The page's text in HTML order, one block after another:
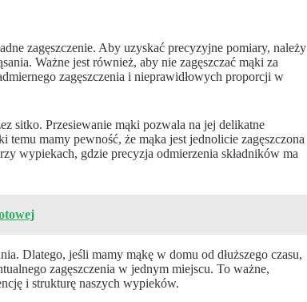
zagęszczenie. Aby uzyskać precyzyjne pomiary, należy
Ważne jest również, aby nie zagęszczać mąki za
zagęszczenia i nieprawidłowych proporcji w
sitko. Przesiewanie mąki pozwala na jej delikatne
mamy pewność, że mąka jest jednolicie zagęszczona
wypiekach, gdzie precyzja odmierzenia składników ma
Dlatego, jeśli mamy mąkę w domu od dłuższego czasu,
zagęszczenia w jednym miejscu. To ważne,
i strukturę naszych wypieków.